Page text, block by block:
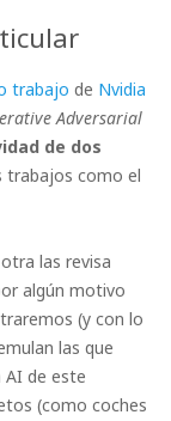
trabajo de Nvidia
Adversarial
de dos
trabajos como el
las revisa
algún motivo
(y con lo
las que
AI de este
(como coches